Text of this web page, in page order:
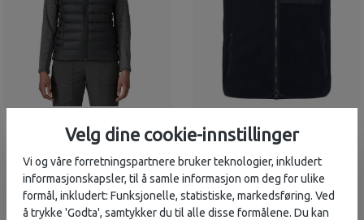
Down Sweater Vest
(Dame)
3på lager
Loose Fit Zip Fleece
Vest
2 på lager
Velg dine cookie-innstillinger
Vi og våre forretningspartnere bruker teknologier, inkludert
informasjonskapsler, til å samle informasjon om deg for ulike
formål, inkludert: Funksjonelle, statistiske, markedsføring. Ved
å trykke 'Godta', samtykker du til alle disse formålene. Du kan